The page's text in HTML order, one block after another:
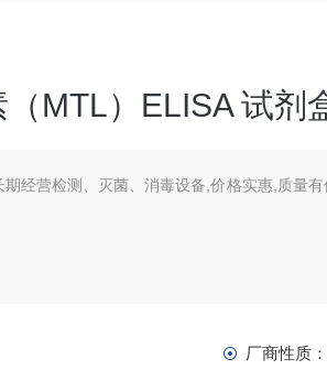
MTL）ELISA 试剂
期经营检测、灭菌、消毒设备,价格实惠,质量
厂商性质：